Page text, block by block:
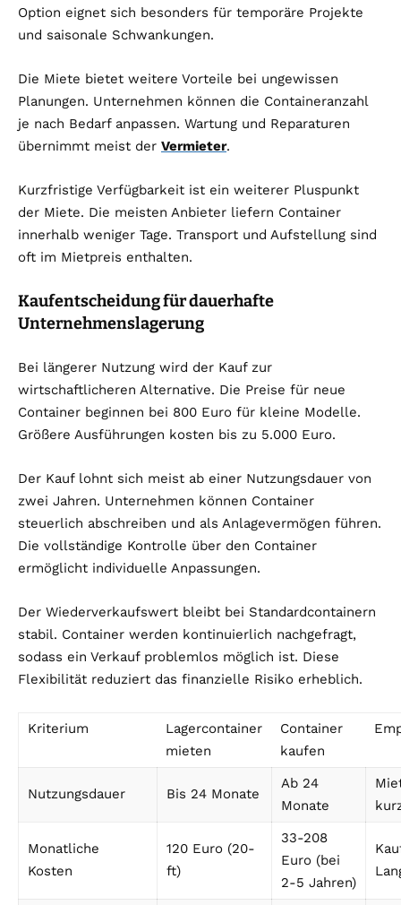
Option eignet sich besonders für temporäre Projekte
und saisonale Schwankungen.
Die Miete bietet weitere Vorteile bei ungewissen
Planungen. Unternehmen können die Containeranzahl
je nach Bedarf anpassen. Wartung und Reparaturen
übernimmt meist der Vermieter.
Kurzfristige Verfügbarkeit ist ein weiterer Pluspunkt
der Miete. Die meisten Anbieter liefern Container
innerhalb weniger Tage. Transport und Aufstellung sind
oft im Mietpreis enthalten.
Kaufentscheidung für dauerhafte
Unternehmenslagerung
Bei längerer Nutzung wird der Kauf zur
wirtschaftlicheren Alternative. Die Preise für neue
Container beginnen bei 800 Euro für kleine Modelle.
Größere Ausführungen kosten bis zu 5.000 Euro.
Der Kauf lohnt sich meist ab einer Nutzungsdauer von
zwei Jahren. Unternehmen können Container
steuerlich abschreiben und als Anlagevermögen führen.
Die vollständige Kontrolle über den Container
ermöglicht individuelle Anpassungen.
Der Wiederverkaufswert bleibt bei Standardcontainern
stabil. Container werden kontinuierlich nachgefragt,
sodass ein Verkauf problemlos möglich ist. Diese
Flexibilität reduziert das finanzielle Risiko erheblich.
Kriterium
Lagercontainer
mieten
Container
kaufen
Nutzungsdauer Bis 24 Monate
Ab 24
Monate
Monatliche
Kosten
120 Euro (20-
ft)
33-208
Euro (bei
2-5 Jahren)